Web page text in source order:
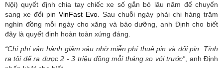
Nội) quyết định chia tay chiếc xe số gắn bó lâu năm để chuyển
sang xe đổi pin VinFast Evo. Sau chuỗi ngày phải chi hàng trăm
nghìn đồng mỗi ngày cho xăng và bảo dưỡng, anh Định cho biết
đây là quyết định hoàn toàn xứng đáng.
“Chi phí vận hành giảm sâu nhờ miễn phí thuê pin và đổi pin. Tính
ra tôi để ra được 2 - 3 triệu đồng mỗi tháng so với trước”, anh Định